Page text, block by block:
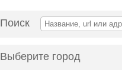
Поиск
Выберите город